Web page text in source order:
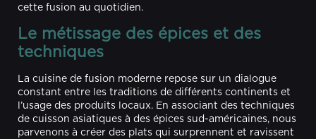
cette fusion au quotidien.
Le métissage des épices et des
techniques
La cuisine de fusion moderne repose sur un dialogue
constant entre les traditions de différents continents et
l’usage des produits locaux. En associant des techniques
de cuisson asiatiques à des épices sud-américaines, nous
parvenons à créer des plats qui surprennent et ravissent